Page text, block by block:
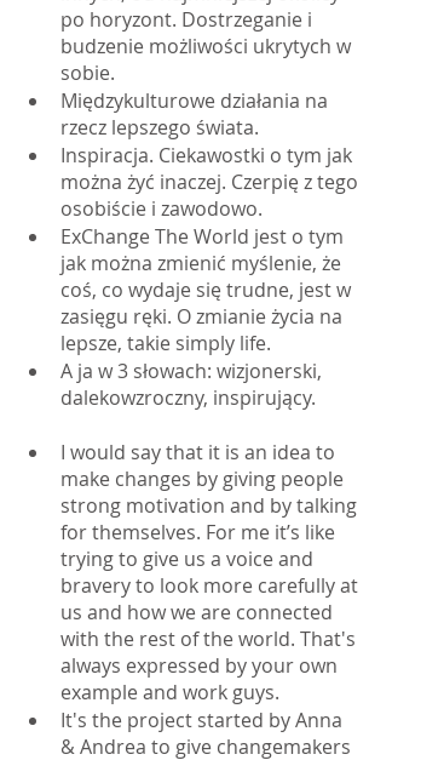
po horyzont. Dostrzeganie i
budzenie możliwości ukrytych w
sobie.
Międzykulturowe działania na
rzecz lepszego świata.
Inspiracja. Ciekawostki o tym jak
można żyć inaczej. Czerpię z tego
osobiście i zawodowo.
ExChange The World jest o tym
jak można zmienić myślenie, że
coś, co wydaje się trudne, jest w
zasięgu ręki. O zmianie życia na
lepsze, takie simply life.
A ja w 3 słowach: wizjonerski,
dalekowzroczny, inspirujący.
I would say that it is an idea to
make changes by giving people
strong motivation and by talking
for themselves. For me it’s like
trying to give us a voice and
bravery to look more carefully at
us and how we are connected
with the rest of the world. That's
always expressed by your own
example and work guys.
It's the project started by Anna
& Andrea to give changemakers